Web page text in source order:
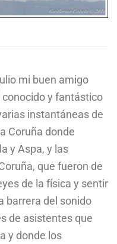
mi buen amigo
conocido y fantástico
instantáneas de
Coruña donde
y Aspa, y las
que fueron de
de la física y sentir
barrera del sonido
de asistentes que
y donde los